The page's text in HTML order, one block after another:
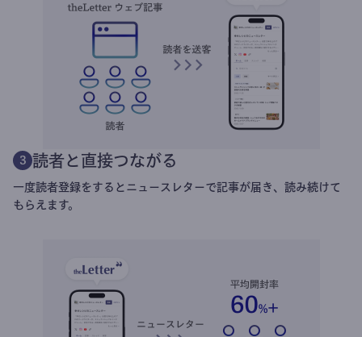
3 読者と直接つながる
一度読者登録をするとニュースレターで記事が届き、読み続けて
もらえます。